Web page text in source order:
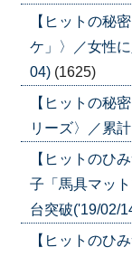
【ヒットの秘
ケ」〉／女性
04) (1625)
【ヒットの秘
リーズ〉／累
【ヒットのひ
子「馬具マッ
台突破('19/02/
【ヒットのひ